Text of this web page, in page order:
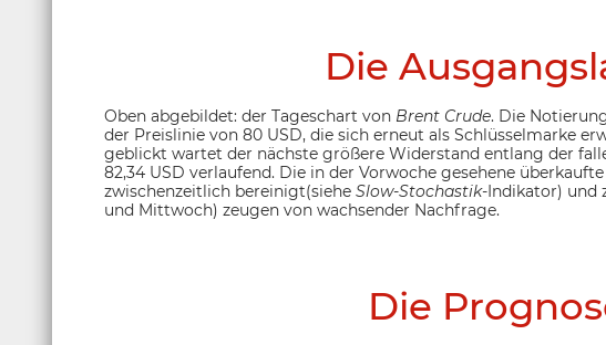
Die
Oben abgebildet: der Tageschart von Brent Crude. Die
der Preislinie von 80 USD, die sich erneut als Schlüsselmarke
geblickt wartet der nächste größere Widerstand entlang der
82,34 USD verlaufend. Die in der Vorwoche gesehene
zwischenzeitlich bereinigt(siehe Slow-Stochastik-Indikator) und
und Mittwoch) zeugen von wachsender Nachfrage.
Die